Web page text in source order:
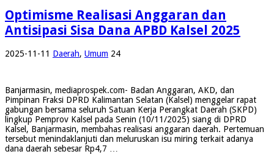
Optimisme Realisasi Anggaran dan
Antisipasi Sisa Dana APBD Kalsel 2025
2025-11-11 Daerah, Umum 24
Banjarmasin, mediaprospek.com- Badan Anggaran, AKD, dan
Pimpinan Fraksi DPRD Kalimantan Selatan (Kalsel) menggelar rapat
gabungan bersama seluruh Satuan Kerja Perangkat Daerah (SKPD)
lingkup Pemprov Kalsel pada Senin (10/11/2025) siang di DPRD
Kalsel, Banjarmasin, membahas realisasi anggaran daerah. Pertemuan
tersebut menindaklanjuti dan meluruskan isu miring terkait adanya
dana daerah sebesar Rp4,7 …